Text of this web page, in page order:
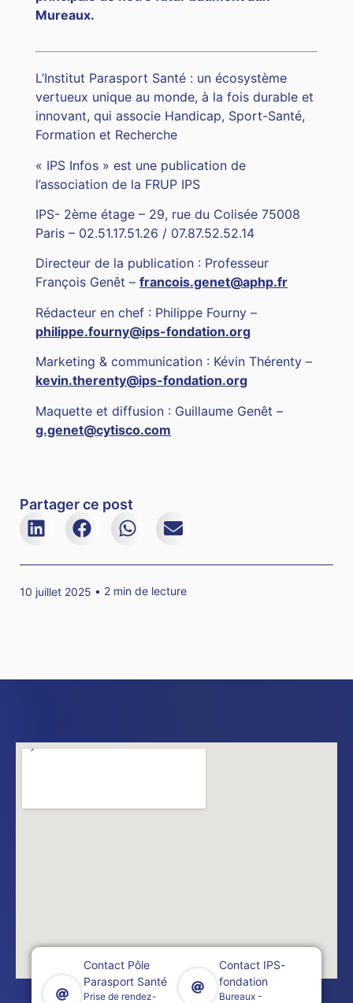
Mureaux.
L’Institut Parasport Santé : un écosystème
vertueux unique au monde, à la fois durable et
innovant, qui associe Handicap, Sport-Santé,
Formation et Recherche
« IPS Infos » est une publication de
l’association de la FRUP IPS
IPS- 2ème étage – 29, rue du Colisée 75008
Paris – 02.51.17.51.26 / 07.87.52.52.14
Directeur de la publication : Professeur
François Genêt – francois.genet@aphp.fr
Rédacteur en chef : Philippe Fourny –
philippe.fourny@ips-fondation.org
Marketing & communication : Kévin Thérenty –
kevin.therenty@ips-fondation.org
Maquette et diffusion : Guillaume Genêt –
g.genet@cytisco.com
Partager ce post
10 juillet 2025 • 2 min de lecture
Contact Pôle
Parasport Santé
Prise de rendez-
Contact IPS-
fondation
Bureaux -